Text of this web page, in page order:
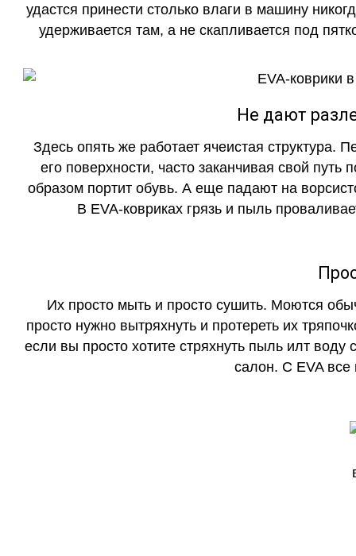
удастся принести столько влаги в машину
удерживается там, а не скапливается под
Не дают
Здесь опять же работает ячеистая структура.
его поверхности, часто заканчивая свой
образом портит обувь. А еще падают на
В EVA-ковриках грязь и пыль
Их просто мыть и просто сушить. Моются
просто нужно вытряхнуть и протереть их
если вы просто хотите стряхнуть пыль илт воду
салон. С EVA все